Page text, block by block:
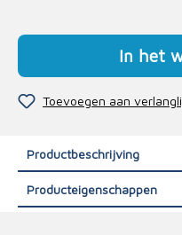
In het
Toevoegen aan
Productbeschrijving
Producteigenschappen